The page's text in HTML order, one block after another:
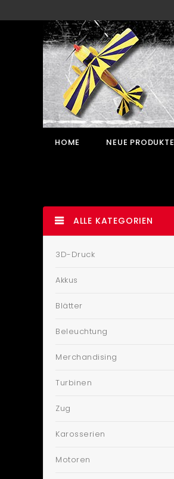
HOME NEUE PRODUKTE
ALLE KATEGORIEN
3D-Druck
Akkus
Blätter
Beleuchtung
Merchandising
Turbinen
Zug
Karosserien
Motoren